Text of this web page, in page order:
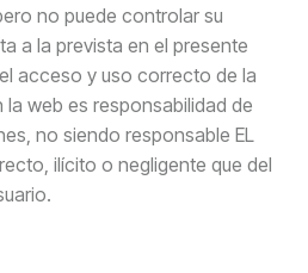
no puede controlar su
a la prevista en el presente
acceso y uso correcto de la
web es responsabilidad de
no siendo responsable EL
ilícito o negligente que del